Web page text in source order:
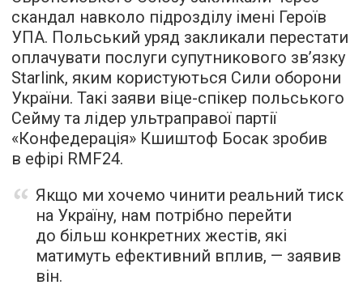
скандал навколо підрозділу імені Героїв
УПА. Польський уряд закликали перестати
оплачувати послуги супутникового зв’язку
Starlink, яким користуються Сили оборони
України. Такі заяви віце-спікер польського
Сейму та лідер ультраправої партії
«Конфедерація» Кшиштоф Босак зробив
в ефірі RMF24.
Якщо ми хочемо чинити реальний тиск
на Україну, нам потрібно перейти
до більш конкретних жестів, які
матимуть ефективний вплив, — заявив
він.